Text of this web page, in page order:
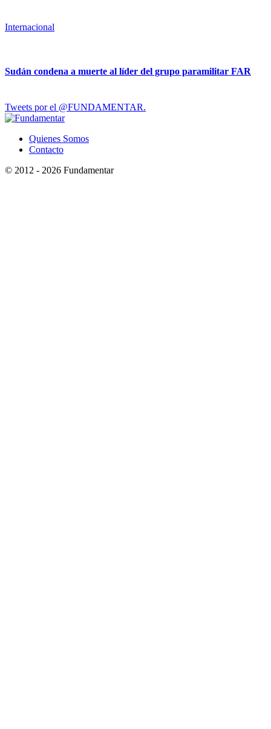
Internacional
Sudán condena a muerte al líder del grupo paramilitar FAR
Tweets por el @FUNDAMENTAR.
Quienes Somos
Contacto
© 2012 - 2026 Fundamentar